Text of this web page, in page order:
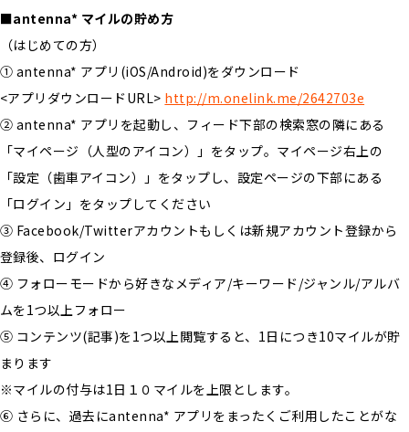
■antenna* マイルの貯め方
（はじめての方）
① antenna* アプリ(iOS/Android)をダウンロード
<アプリダウンロードURL> http://m.onelink.me/2642703e
② antenna* アプリを起動し、フィード下部の検索窓の隣にある
「マイページ（人型のアイコン）」をタップ。マイページ右上の
「設定（歯車アイコン）」をタップし、設定ページの下部にある
「ログイン」をタップしてください
③ Facebook/Twitterアカウントもしくは新規アカウント登録から
登録後、ログイン
④ フォローモードから好きなメディア/キーワード/ジャンル/アルバ
ムを1つ以上フォロー
⑤ コンテンツ(記事)を1つ以上閲覧すると、1日につき10マイルが貯
まります
※マイルの付与は1日１０マイルを上限とします。
⑥ さらに、過去にantenna* アプリをまったくご利用したことがな